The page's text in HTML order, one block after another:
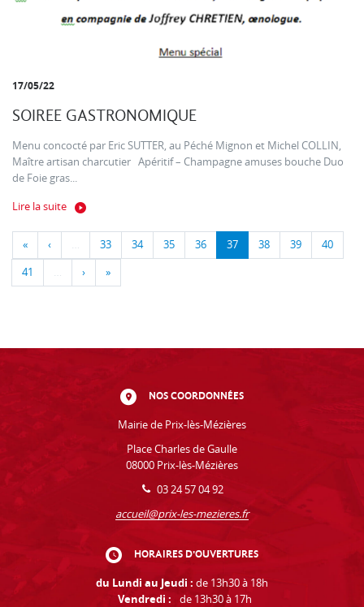
17/05/22
SOIREE GASTRONOMIQUE
Menu concocté par Eric SUTTER, au Péché Mignon et Michel COLLIN,
Maître artisan charcutier Apéritif – Champagne amuses bouche Duo
de Foie gras...
Lire la suite
« ‹ … 33 34 35 36 37 38 39 40
41 … › »
NOS COORDONNÉES
Mairie de Prix-lès-Mézières
Place Charles de Gaulle
08000 Prix-lès-Mézières
03 24 57 04 92
accueil@prix-les-mezieres.fr
HORAIRES D'OUVERTURES
du Lundi au Jeudi : de 13h30 à 18h
Vendredi :
de 13h30 à 17h